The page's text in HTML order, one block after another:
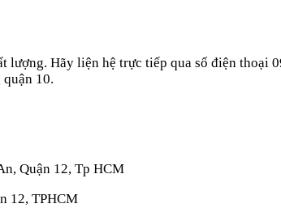
lượng. Hãy liện hệ trực tiếp qua số điện thoại
quận 10.
Quận 12, Tp HCM
12, TPHCM